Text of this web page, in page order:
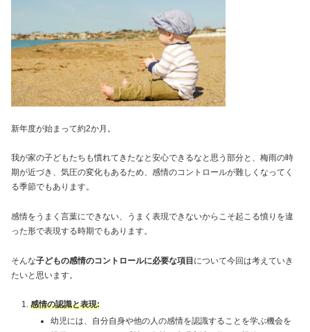
新年度が始まって約2か月。
我が家の子どもたちも慣れてきたなと安心できるなと思う部分と、梅雨の時
期が近づき、気圧の変化もあるため、感情のコントロールが難しくなってく
る季節でもあります。
感情をうまく言葉にできない、うまく表現できないからこそ起こる憤りを違
った形で表現する時期でもあります。
そんな子どもの感情のコントロールに必要な項目 について今回は考えていき
たいと思います。
感情の認識と表現:
幼児には、自分自身や他の人の感情を認識することを学ぶ機会を